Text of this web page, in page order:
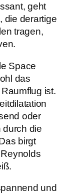
geht
die derartige
tragen,
Space
das
ist.
oder
durch die
birgt
und